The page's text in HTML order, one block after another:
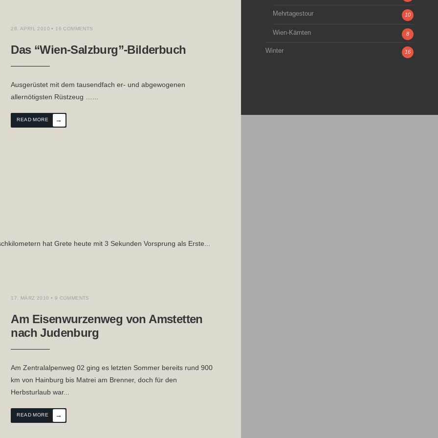
,SALZBURG, WEITWANDERN,WIEN
28. APRIL 2010 • 16 COMMENTS
Das “Wien-Salzburg”-Bilderbuch
Ausgerüstet mit dem tausendfach er- und abgewogenen
allernötigsten Rüstzeug …
READ MORE →
hat Grete heute mit 3 Sekunden Vorsprung als Erste
TOURTAGEBUCH ,WEITWANDERN
17. MÄRZ 2010 • 9 COMMENTS
Am Eisenwurzenweg von Amstetten
nach Judenburg
Am Zentralalpenweg 02 ging es letzten Sommer bereits rund 900
km von Hainburg bis Matrei am Brenner, doch für den
Herbsturlaub war...
READ MORE →
Mehrtagestour 10
Wien-Kärnten 8
Winter 16